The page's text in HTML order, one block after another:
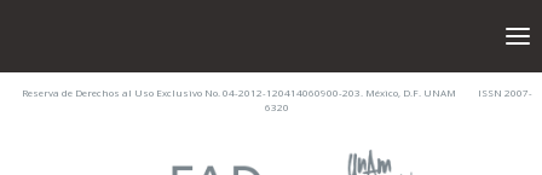
Reserva de Derechos al Uso Exclusivo No. 04-2012-120414060900-203. México, D.F. UNAM ISSN 2007-
6320